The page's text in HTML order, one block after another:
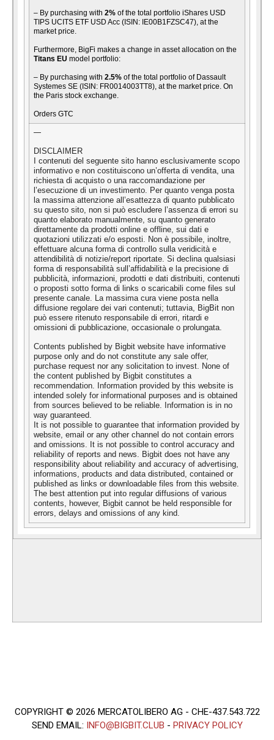
– By purchasing with 2% of the total portfolio iShares USD
TIPS UCITS ETF USD Acc (ISIN: IE00B1FZSC47), at the
market price.
Furthermore, BigFi makes a change in asset allocation on the
Titans EU model portfolio:
– By purchasing with 2.5% of the total portfolio of Dassault
Systemes SE (ISIN: FR0014003TT8), at the market price. On
the Paris stock exchange.
Orders GTC
—
DISCLAIMER
I contenuti del seguente sito hanno esclusivamente scopo
informativo e non costituiscono un’offerta di vendita, una
richiesta di acquisto o una raccomandazione per
l’esecuzione di un investimento. Per quanto venga posta
la massima attenzione all’esattezza di quanto pubblicato
su questo sito, non si può escludere l’assenza di errori su
quanto elaborato manualmente, su quanto generato
direttamente da prodotti online e offline, sui dati e
quotazioni utilizzati e/o esposti. Non è possibile, inoltre,
effettuare alcuna forma di controllo sulla veridicità e
attendibilità di notizie/report riportate. Si declina qualsiasi
forma di responsabilità sull’affidabilità e la precisione di
pubblicità, informazioni, prodotti e dati distribuiti, contenuti
o proposti sotto forma di links o scaricabili come files sul
presente canale. La massima cura viene posta nella
diffusione regolare dei vari contenuti; tuttavia, BigBit non
può essere ritenuto responsabile di errori, ritardi e
omissioni di pubblicazione, occasionale o prolungata.
Contents published by Bigbit website have informative
purpose only and do not constitute any sale offer,
purchase request nor any solicitation to invest. None of
the content published by Bigbit constitutes a
recommendation. Information provided by this website is
intended solely for informational purposes and is obtained
from sources believed to be reliable. Information is in no
way guaranteed.
It is not possible to guarantee that information provided by
website, email or any other channel do not contain errors
and omissions. It is not possible to control accuracy and
reliability of reports and news. Bigbit does not have any
responsibility about reliability and accuracy of advertising,
informations, products and data distributed, contained or
published as links or downloadable files from this website.
The best attention put into regular diffusions of various
contents, however, Bigbit cannot be held responsible for
errors, delays and omissions of any kind.
COPYRIGHT © 2026 MERCATOLIBERO AG - CHE-437.543.722
SEND EMAIL:
INFO@BIGBIT.CLUB - PRIVACY POLICY